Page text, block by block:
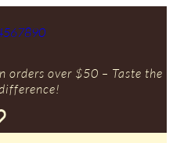
orders over $50 – Taste the